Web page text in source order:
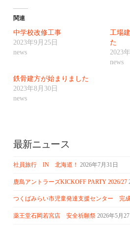
関連
中学校改修工事
2023年9月25日
news
工場
た
2023
news
鉄骨建方が始まりました
2023年8月30日
news
最新ニュース
社員旅行 IN 北海道！ 2026年7月31日
鹿島アントラーズKICKOFF PARTY 2026/27
つくばみらい市児童発達支援センター 完
薬王堂石岡若宮店 安全祈願祭 2026年5月27